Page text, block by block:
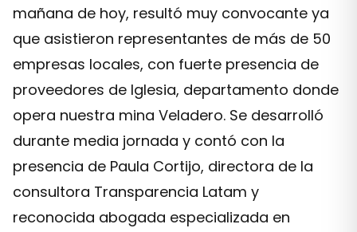
mañana de hoy, resultó muy convocante ya
que asistieron representantes de más de 50
empresas locales, con fuerte presencia de
proveedores de Iglesia, departamento donde
opera nuestra mina Veladero. Se desarrolló
durante media jornada y contó con la
presencia de Paula Cortijo, directora de la
consultora Transparencia Latam y
reconocida abogada especializada en